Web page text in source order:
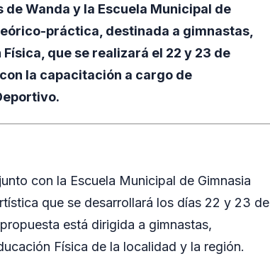
de Wanda y la Escuela Municipal de
práctica, destinada a gimnastas,
que se realizará el 22 y 23 de
la capacitación a cargo de
con la Escuela Municipal de Gimnasia
que se desarrollará los días 22 y 23 de
está dirigida a gimnastas,
Física de la localidad y la región.